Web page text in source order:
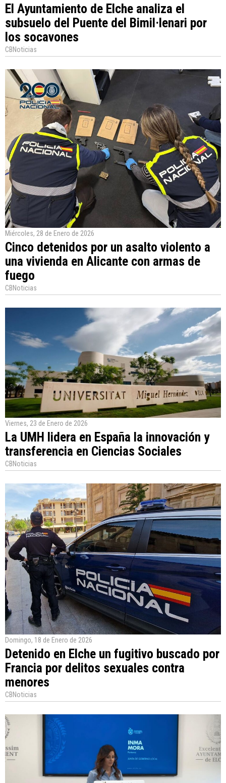
El Ayuntamiento de Elche analiza el
subsuelo del Puente del Bimil·lenari por
los socavones
CBNoticias
Miércoles, 28 de Enero de 2026
Cinco detenidos por un asalto violento a
una vivienda en Alicante con armas de
fuego
CBNoticias
Viernes, 23 de Enero de 2026
La UMH lidera en España la innovación y
transferencia en Ciencias Sociales
CBNoticias
Domingo, 18 de Enero de 2026
Detenido en Elche un fugitivo buscado por
Francia por delitos sexuales contra
menores
CBNoticias